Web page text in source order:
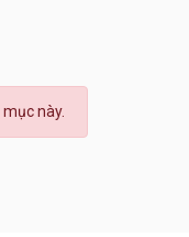
này.